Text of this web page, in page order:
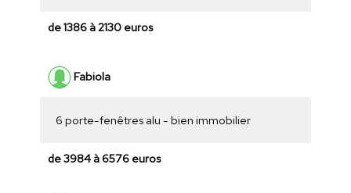
de 1386 à 2130 euros
Fabiola
6 porte-fenêtres alu - bien immobilier
de 3984 à 6576 euros